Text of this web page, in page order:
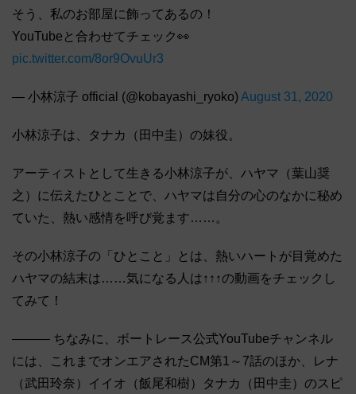
そう、私のお部屋に飾ってあるの！
YouTubeと合わせてチェック👀
pic.twitter.com/8or9OvuUr3
— 小林涼子 official (@kobayashi_ryoko)August 31, 2020
小林涼子は、タナカ（田中圭）の妹役。
アーティストとして生きる小林涼子が、ハヤマ（葉山奨
之）に伝えたひとことで、ハヤマは自分の心のなかに秘め
ていた、熱い感情を呼び覚ます……。
その小林涼子の「ひとこと」とは、熱いハートが目覚めた
ハヤマの結末は……気になる人は↑↑↑の動画をチェックし
てみて！
――― ちなみに、ボートレース公式YouTubeチャンネル
には、これまでオンエアされたCM第1～7話のほか、レナ
（武田玲奈）イイオ（飯尾和樹）タナカ（田中圭）のスピ